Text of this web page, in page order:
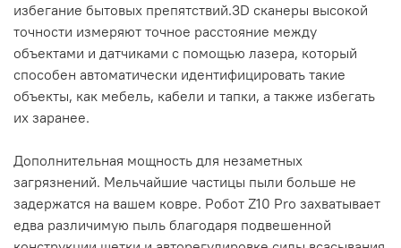
избегание бытовых препятствий.3D сканеры высокой
точности измеряют точное расстояние между
объектами и датчиками с помощью лазера, который
способен автоматически идентифицировать такие
объекты, как мебель, кабели и тапки, а также избегать
их заранее.
Дополнительная мощность для незаметных
загрязнений. Мельчайшие частицы пыли больше не
задержатся на вашем ковре. Робот Z10 Pro захватывает
едва различимую пыль благодаря подвешенной